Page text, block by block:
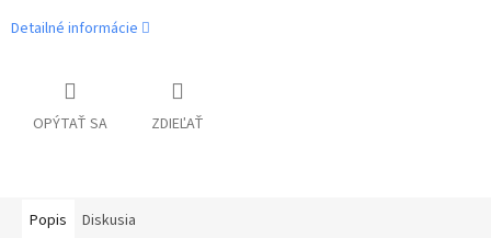
Detailné informácie
OPÝTAŤ SA ZDIEĽAŤ
Popis Diskusia